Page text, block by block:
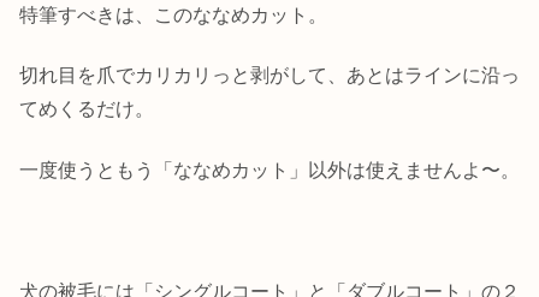
特筆すべきは、このななめカット。
切れ目を爪でカリカリっと剥がして、あとはラインに沿っ
てめくるだけ。
一度使うともう「ななめカット」以外は使えませんよ〜。
犬の被毛には「シングルコート」と「ダブルコート」の２